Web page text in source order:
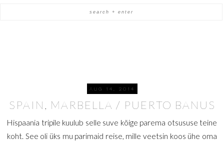
AUG 14, 2014
SPAIN, MARBELLA / PUERTO BANUS
Hispaania tripile kuulub selle suve kõige parema otsususe teine
koht. See oli üks mu parimaid reise, mille veetsin koos ühe oma